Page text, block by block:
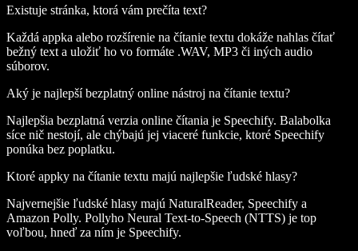
Existuje stránka, ktorá vám prečíta text?
Každá appka alebo rozšírenie na čítanie textu dokáže nahlas čítať
bežný text a uložiť ho vo formáte .WAV, MP3 či iných audio
súborov.
Aký je najlepší bezplatný online nástroj na čítanie textu?
Najlepšia bezplatná verzia online čítania je Speechify. Balabolka
síce nič nestojí, ale chýbajú jej viaceré funkcie, ktoré Speechify
ponúka bez poplatku.
Ktoré appky na čítanie textu majú najlepšie ľudské hlasy?
Najvernejšie ľudské hlasy majú NaturalReader, Speechify a
Amazon Polly. Pollyho Neural Text-to-Speech (NTTS) je top
voľbou, hneď za ním je Speechify.